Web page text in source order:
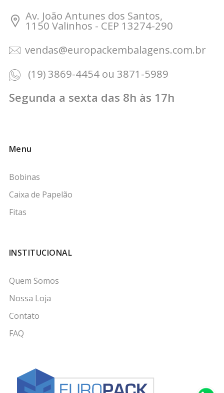
Av. João Antunes dos Santos,
1150 Valinhos - CEP 13274-290
vendas@europackembalagens.com.br
(19) 3869-4454 ou 3871-5989
Segunda a sexta das 8h às 17h
Menu
Bobinas
Caixa de Papelão
Fitas
INSTITUCIONAL
Quem Somos
Nossa Loja
Contato
FAQ